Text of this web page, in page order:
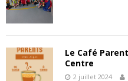
Le Café
Centre
2 juillet 2024